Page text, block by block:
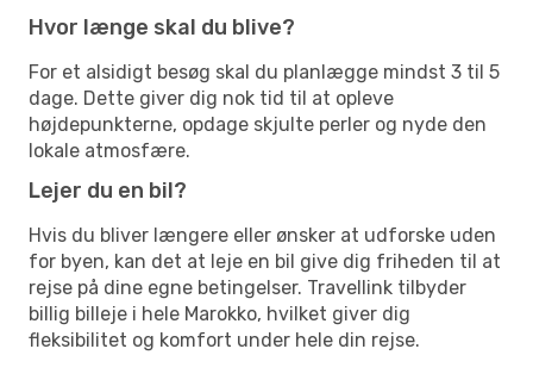
Hvor længe skal du blive?
For et alsidigt besøg skal du planlægge mindst 3 til 5
dage. Dette giver dig nok tid til at opleve
højdepunkterne, opdage skjulte perler og nyde den
lokale atmosfære.
Lejer du en bil?
Hvis du bliver længere eller ønsker at udforske uden
for byen, kan det at leje en bil give dig friheden til at
rejse på dine egne betingelser. Travellink tilbyder
billig billeje i hele Marokko, hvilket giver dig
fleksibilitet og komfort under hele din rejse.